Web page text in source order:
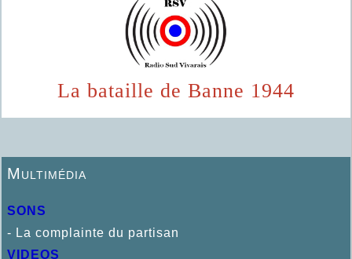
La bataille de Banne 1944
Multimédia
SONS
- La complainte du partisan
VIDEOS